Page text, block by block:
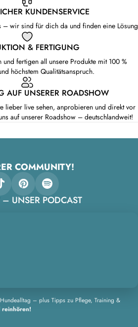
KUNDENSERVICE
– wir sind für dich da und finden eine Lösung
& FERTIGUNG
fertigen all unsere Produkte mit 100 %
höchstem Qualitätsanspruch.
AUF UNSERER ROADSHOW
lieber live sehen, anprobieren und direkt vor
auf unserer Roadshow – deutschlandweit!
COMMUNITY!
PinterestSpotify
UNSER PODCAST
– plus Tipps zu Pflege, Training &
reinhören!